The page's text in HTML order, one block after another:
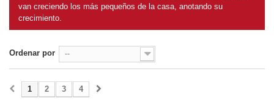
van creciendo los más pequeños de la casa, anotando su
crecimiento.
Ordenar por --
1 2 3 4